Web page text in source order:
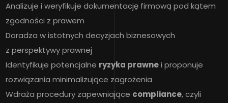
Analizuje i weryfikuje dokumentację firmową pod kątem
zgodności z prawem
Doradza w istotnych decyzjach biznesowych
z perspektywy prawnej
Identyfikuje potencjalne ryzyka prawnei proponuje
rozwiązania minimalizujące zagrożenia
Wdraża procedury zapewniające compliance, czyli